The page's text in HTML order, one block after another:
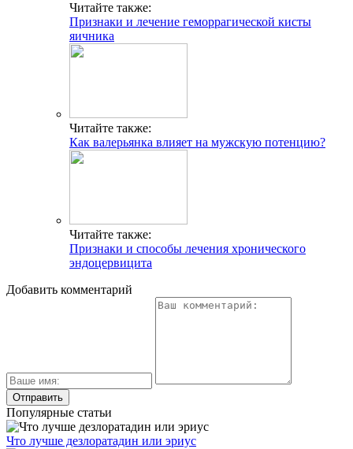
Читайте также:
Признаки и лечение геморрагической кисты
яичника
Читайте также:
Как валерьянка влияет на мужскую потенцию?
Читайте также:
Признаки и способы лечения хронического
эндоцервицита
Добавить комментарий
Популярные статьи
Что лучше дезлоратадин или эриус